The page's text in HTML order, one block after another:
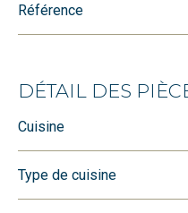
Référence
DÉTAIL DES
Cuisine
Type de cuisine